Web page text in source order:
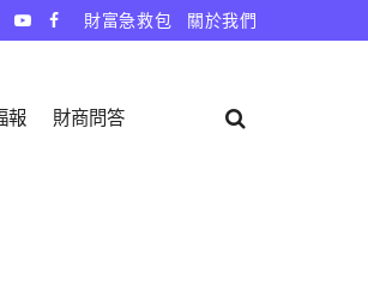
財富急救包 關於我們
報 財商問答